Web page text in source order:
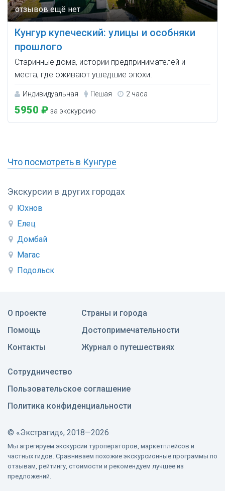
Экскурсии в других городах
Юхнов
Елец
Домбай
Магас
Подольск
Кунгур купеческий: улицы и особняки
прошлого
Старинные дома, истории предпринимателей и
места, где оживают ушедшие эпохи.
Индивидуальная Пешая 2 часа
5950 ₽ за экскурсию
Что посмотреть в Кунгуре
О проекте
Помощь
Контакты
Страны и города
Достопримечательности
Журнал о путешествиях
Сотрудничество
Пользовательское соглашение
Политика конфиденциальности
© «Экстрагид», 2018—2026
Мы агрегируем экскурсии туроператоров, маркетплейсов и
частных гидов. Сравниваем похожие экскурсионные программы по
отзывам, рейтингу, стоимости и рекомендуем лучшее из
предложений.